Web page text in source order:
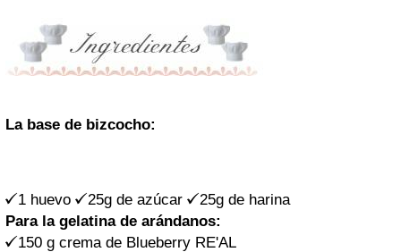
La base de bizcocho:
1 huevo 25g de azúcar
25g de harina
Para la gelatina de arándanos:
150 g crema de Blueberry RE'AL